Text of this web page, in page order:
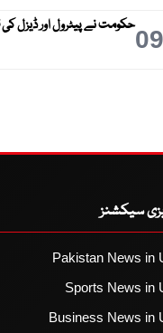
09حکومت نے پیٹرول اور ڈیزل
سیکشنز
Pakistan News in
Sports News in
Business News in